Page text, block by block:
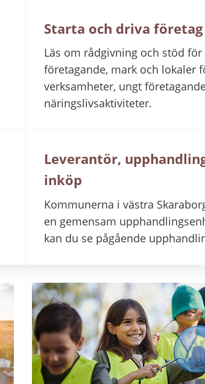
Starta och driva företag
Läs om rådgivning och stöd
företagande, mark och lokaler
verksamheter, ungt
näringslivsaktiviteter.
Leverantör,
inköp
Kommunerna i västra
en gemensam
kan du se pågående